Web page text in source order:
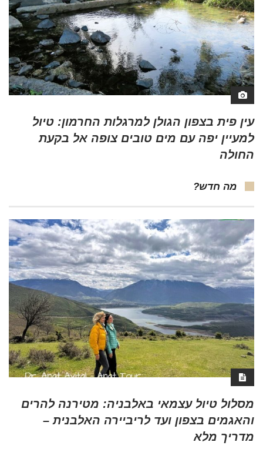
עין פית בצפון הגולן למרגלות החרמון: טיול
למעיין יפה עם מים טובים צופה אל בקעת
החולה
מה חדש?
מסלול טיול עצמאי באלבניה: מטירנה להרים
והאגמים בצפון ועד לריביירה האלבנית –
מדריך מלא